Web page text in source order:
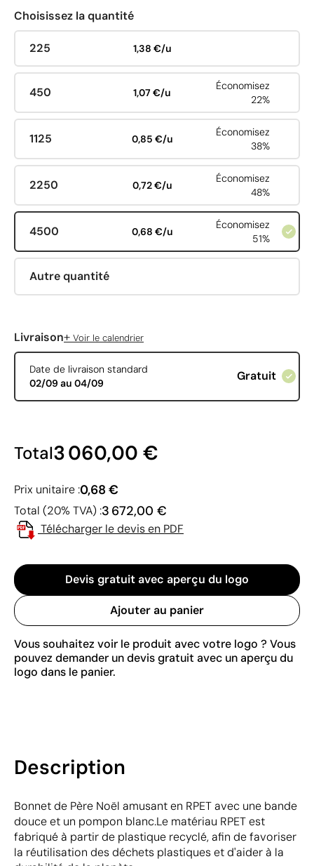
Choisissez la quantité
225 1,38 €/u
450 1,07 €/u
Économisez
22%
1125 0,85 €/u
Économisez
38%
2250 0,72 €/u
Économisez
48%
4500 0,68 €/u
Économisez
51%
Autre quantité
Livraison+ Voir le calendrier
Date de livraison standard
02/09 au 04/09
Gratuit
Total3 060,00 €
Prix unitaire :0,68 €
Total (20% TVA) :3 672,00 €
Télécharger le devis en PDF
Devis gratuit avec aperçu du logo
Ajouter au panier
Vous souhaitez voir le produit avec votre logo ? Vous
pouvez demander un devis gratuit avec un aperçu du
logo dans le panier.
Description
Bonnet de Père Noël amusant en RPET avec une bande
douce et un pompon blanc.Le matériau RPET est
fabriqué à partir de plastique recyclé, afin de favoriser
la réutilisation des déchets plastiques et d'aider à la